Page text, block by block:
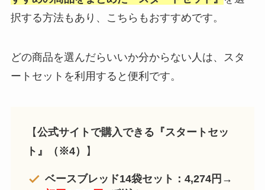
択する方法もあり、こちらもおすすめです。
どの商品を選んだらいいか分からない人は、スタ
ートセットを利用すると便利です。
【公式サイトで購入できる『スタートセッ
ト』（※4）
】
ベースブレッド14袋セット：4,274円→